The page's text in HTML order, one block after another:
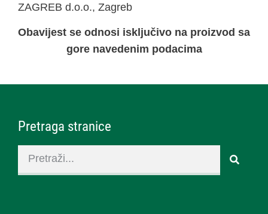
ZAGREB d.o.o., Zagreb
Obavijest se odnosi isključivo na proizvod sa
gore navedenim podacima
Pretraga stranice